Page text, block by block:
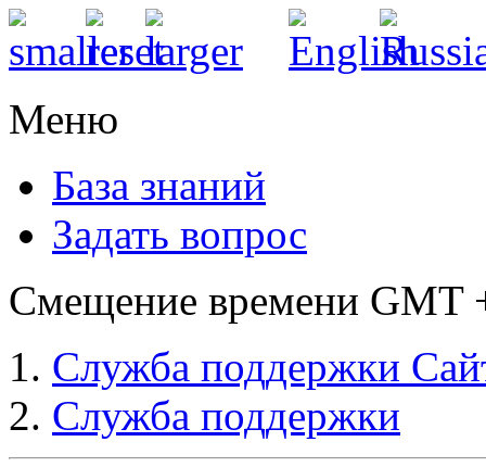
Меню
База знаний
Задать вопрос
Смещение времени GMT
Служба поддержки
Служба поддержки